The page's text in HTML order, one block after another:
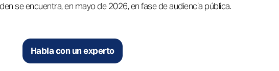
se encuentra, en mayo de 2026, en fase de audiencia pública.
Habla con un experto